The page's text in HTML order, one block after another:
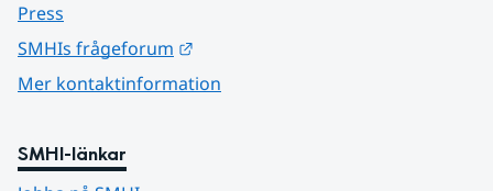
Press
SMHIs frågeforum
Mer kontaktinformation
SMHI-länkar